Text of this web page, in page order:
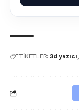
ETİKETLER: 3d yazıcı